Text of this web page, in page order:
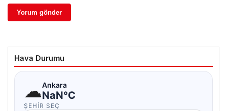
Hava Durumu
☁Ankara
NaN°C
ŞEHIR SEÇ